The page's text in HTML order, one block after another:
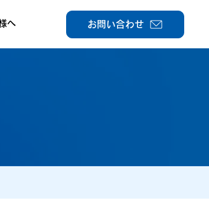
へ お問い合わせ